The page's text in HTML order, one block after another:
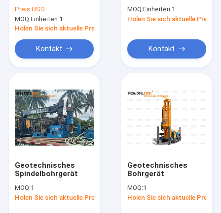
Fabrik-Ausflug
Qualitätskontrolle
Treten Sie mit uns in Verbindung
Nachrichten
Fälle
Kern-Ölplattform
AnkerÖlplattform
Bohrgerät
Bodenprüfung Heavy
Duty
Preis:USD
MOQ:Einheiten 1
Holen Sie sich aktuelle Preis
Kontakt
MOQ:Einheiten 1
Holen Sie sich aktuelle Preis
Kontakt
Geotechnisches
Spindelbohrgerät
MOQ:1
Holen Sie sich aktuelle Preis
Geotechnisches
Bohrgerät
MOQ:1
Holen Sie sich aktuelle Preis